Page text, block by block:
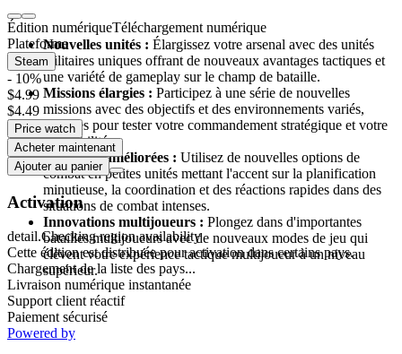
Caractéristiques principales :
Nouvelles unités : Élargissez votre arsenal avec des unités
militaires uniques offrant de nouveaux avantages tactiques et
une variété de gameplay sur le champ de bataille.
Missions élargies : Participez à une série de nouvelles
missions avec des objectifs et des environnements variés,
conçues pour tester votre commandement stratégique et votre
adaptabilité.
Tactiques améliorées : Utilisez de nouvelles options de
combat en petites unités mettant l'accent sur la planification
minutieuse, la coordination et des réactions rapides dans des
situations de combat intenses.
Innovations multijoueurs : Plongez dans d'importantes
batailles multijoueurs avec de nouveaux modes de jeu qui
élèvent votre expérience tactique multijoueur à un niveau
supérieur.
Une expérience tactique unique de la Seconde
Guerre mondiale
Édition numériqueTéléchargement numérique
Plateforme
Steam
- 10%
$4.99
$4.49
Price watch
Acheter maintenant
Ajouter au panier
Activation
detail.Checking region availability
Cette édition est distribuée pour activation dans certains pays.
Chargement de la liste des pays...
Livraison numérique instantanée
Support client réactif
Paiement sécurisé
Powered by